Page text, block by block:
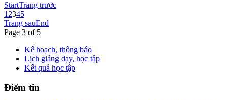
StartTrang trước
1 2345
Trang sauEnd
Page 3 of 5
Kế hoạch, thông báo
Lịch giảng dạy, học tập
Kết quả học tập
Điểm tin